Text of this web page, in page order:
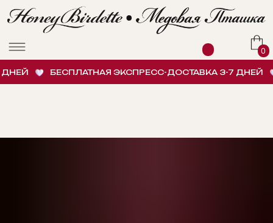
БЕСПЛАТНАЯ ЭКСПРЕСС-ДОСТАВКА 3-7 ДНЕЙ